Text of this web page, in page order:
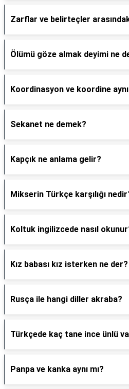
Zarflar ve belirteçler
Ölümü göze almak deyimi ne
Koordinasyon ve koordine
Sekanet ne demek?
Kapçık ne anlama gelir?
Mikserin Türkçe karşılığı
Koltuk ingilizcede nasıl
Kız babası kız isterken ne der?
Rusça ile hangi diller akraba?
Türkçede kaç tane ince ünlü
Panpa ve kanka aynı mı?